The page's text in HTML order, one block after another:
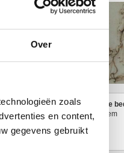
Over
zoals
en content,
gegevens gebruikt
niet beschikbaar
de dode
Familie
Anoniem